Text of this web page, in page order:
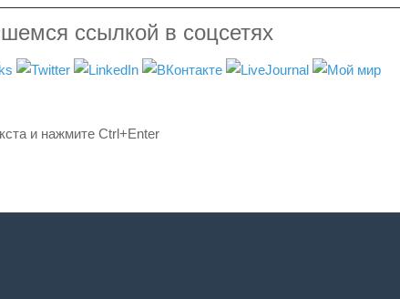
ссылкой в соцсетях
и нажмите Ctrl+Enter